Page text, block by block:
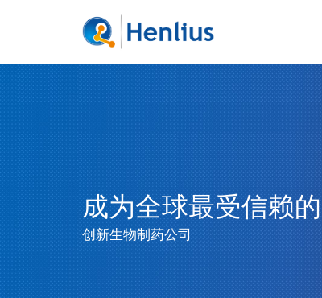
成为全球最受信赖的
创新生物制药公司